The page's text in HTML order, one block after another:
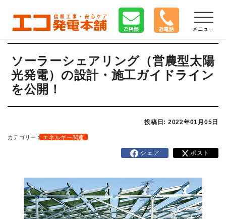
ソーラーシェアリング（営農型太陽
光発電）の設計・施工ガイドライン
を公開！
投稿日: 2022年01月05日
カテゴリー : エネルギー関連
シェア ポスト